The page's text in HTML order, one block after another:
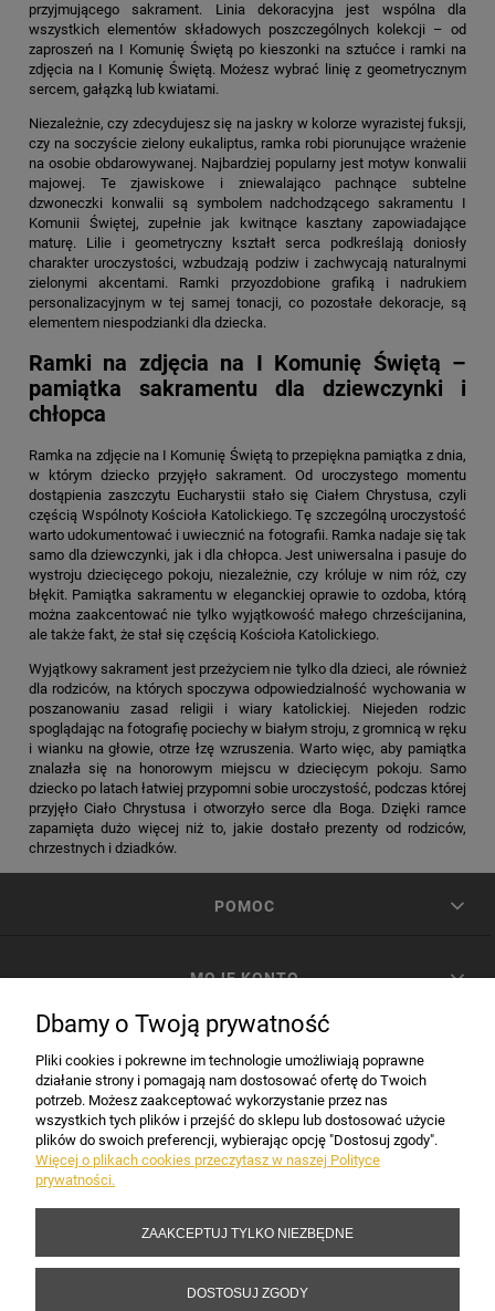
przyjmującego sakrament. Linia dekoracyjna jest wspólna dla
wszystkich elementów składowych poszczególnych kolekcji – od
zaproszeń na I Komunię Świętą po kieszonki na sztućce i ramki na
zdjęcia na I Komunię Świętą. Możesz wybrać linię z geometrycznym
sercem, gałązką lub kwiatami.
Niezależnie, czy zdecydujesz się na jaskry w kolorze wyrazistej fuksji,
czy na soczyście zielony eukaliptus, ramka robi piorunujące wrażenie
na osobie obdarowywanej. Najbardziej popularny jest motyw konwalii
majowej. Te zjawiskowe i zniewalająco pachnące subtelne
dzwoneczki konwalii są symbolem nadchodzącego sakramentu I
Komunii Świętej, zupełnie jak kwitnące kasztany zapowiadające
maturę. Lilie i geometryczny kształt serca podkreślają doniosły
charakter uroczystości, wzbudzają podziw i zachwycają naturalnymi
zielonymi akcentami. Ramki przyozdobione grafiką i nadrukiem
personalizacyjnym w tej samej tonacji, co pozostałe dekoracje, są
elementem niespodzianki dla dziecka.
Ramki na zdjęcia na I Komunię Świętą –
pamiątka sakramentu dla dziewczynki i
chłopca
Ramka na zdjęcie na I Komunię Świętą to przepiękna pamiątka z dnia,
w którym dziecko przyjęło sakrament. Od uroczystego momentu
dostąpienia zaszczytu Eucharystii stało się Ciałem Chrystusa, czyli
częścią Wspólnoty Kościoła Katolickiego. Tę szczególną uroczystość
warto udokumentować i uwiecznić na fotografii. Ramka nadaje się tak
samo dla dziewczynki, jak i dla chłopca. Jest uniwersalna i pasuje do
wystroju dziecięcego pokoju, niezależnie, czy króluje w nim róż, czy
błękit. Pamiątka sakramentu w eleganckiej oprawie to ozdoba, którą
można zaakcentować nie tylko wyjątkowość małego chrześcijanina,
ale także fakt, że stał się częścią Kościoła Katolickiego.
Wyjątkowy sakrament jest przeżyciem nie tylko dla dzieci, ale również
dla rodziców, na których spoczywa odpowiedzialność wychowania w
poszanowaniu zasad religii i wiary katolickiej. Niejeden rodzic
spoglądając na fotografię pociechy w białym stroju, z gromnicą w ręku
i wianku na głowie, otrze łzę wzruszenia. Warto więc, aby pamiątka
znalazła się na honorowym miejscu w dziecięcym pokoju. Samo
dziecko po latach łatwiej przypomni sobie uroczystość, podczas której
przyjęło Ciało Chrystusa i otworzyło serce dla Boga. Dzięki ramce
zapamięta dużo więcej niż to, jakie dostało prezenty od rodziców,
chrzestnych i dziadków.
POMOC
MOJE KONTO
INFORMACJE
Copyright 2017-2026 Sakramento.pl
Dbamy o Twoją prywatność
Pliki cookies i pokrewne im technologie umożliwiają poprawne
działanie strony i pomagają nam dostosować ofertę do Twoich
potrzeb. Możesz zaakceptować wykorzystanie przez nas
wszystkich tych plików i przejść do sklepu lub dostosować użycie
plików do swoich preferencji, wybierając opcję "Dostosuj zgody".
Więcej o plikach cookies przeczytasz w naszej Polityce
prywatności.
ZAAKCEPTUJ TYLKO NIEZBĘDNE
DOSTOSUJ ZGODY